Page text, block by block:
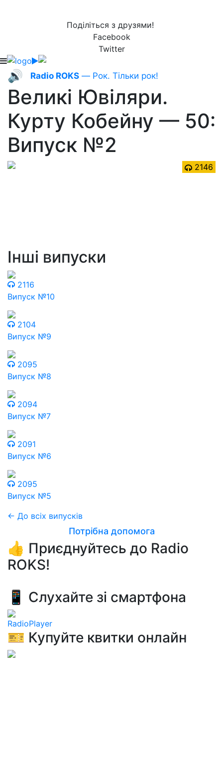
Поділіться з друзями!
Facebook
Twitter
🔊 Radio ROKS — Рок. Тільки рок!
Великі Ювіляри.
Курту Кобейну — 50:
Випуск №2
2146
Інші випуски
2116
Випуск №10
2104
Випуск №9
2095
Випуск №8
2094
Випуск №7
2091
Випуск №6
2095
Випуск №5
← До всіх випусків
Потрібна допомога
👍 Приєднуйтесь до Radio
ROKS!
📱 Слухайте зі смартфона
RadioPlayer
🎫 Купуйте квитки онлайн